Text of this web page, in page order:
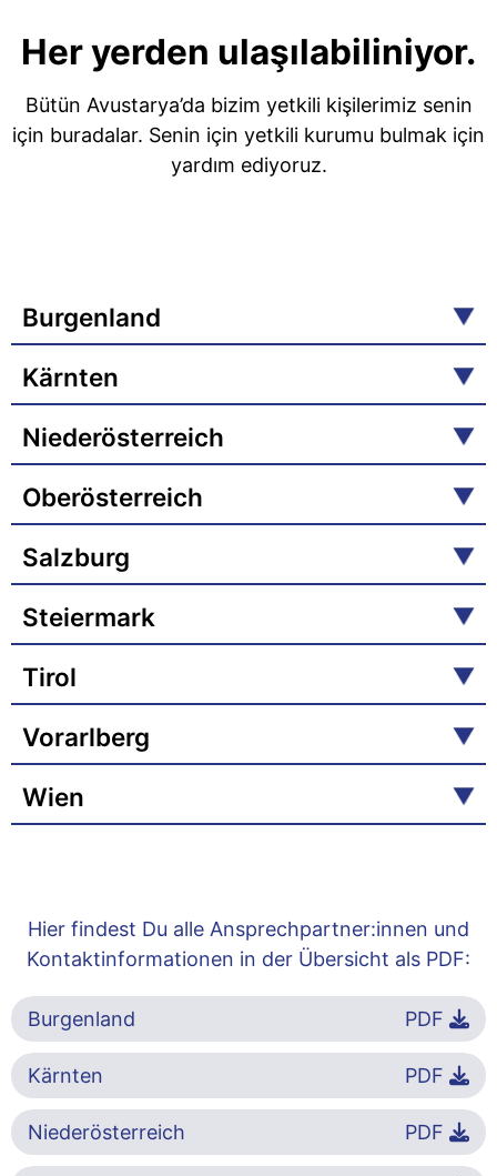
Her yerden ulaşılabiliniyor.
Bütün Avustarya’da bizim yetkili kişilerimiz senin
için buradalar. Senin için yetkili kurumu bulmak için
yardım ediyoruz.
Burgenland
Kärnten
Niederösterreich
Oberösterreich
Salzburg
Steiermark
Tirol
Vorarlberg
Wien
Hier findest Du alle Ansprechpartner:innen und
Kontaktinformationen in der Übersicht als PDF:
Burgenland PDF
Kärnten PDF
Niederösterreich PDF